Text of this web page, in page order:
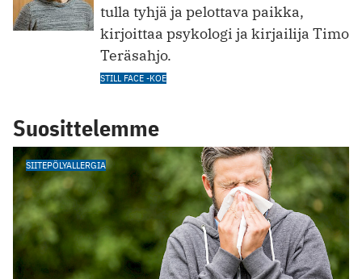
tulla tyhjä ja pelottava paikka,
kirjoittaa psykologi ja kirjailija Timo
Teräsahjo.
STILL FACE -KOE
Suosittelemme
SIITEPÖLYALLERGIA